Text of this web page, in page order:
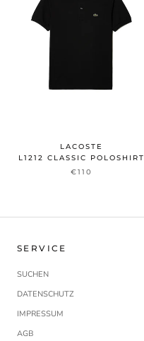
LACOSTE
L1212 CLASSIC POLOSHIRT
€110
SERVICE
SUCHEN
DATENSCHUTZ
IMPRESSUM
AGB